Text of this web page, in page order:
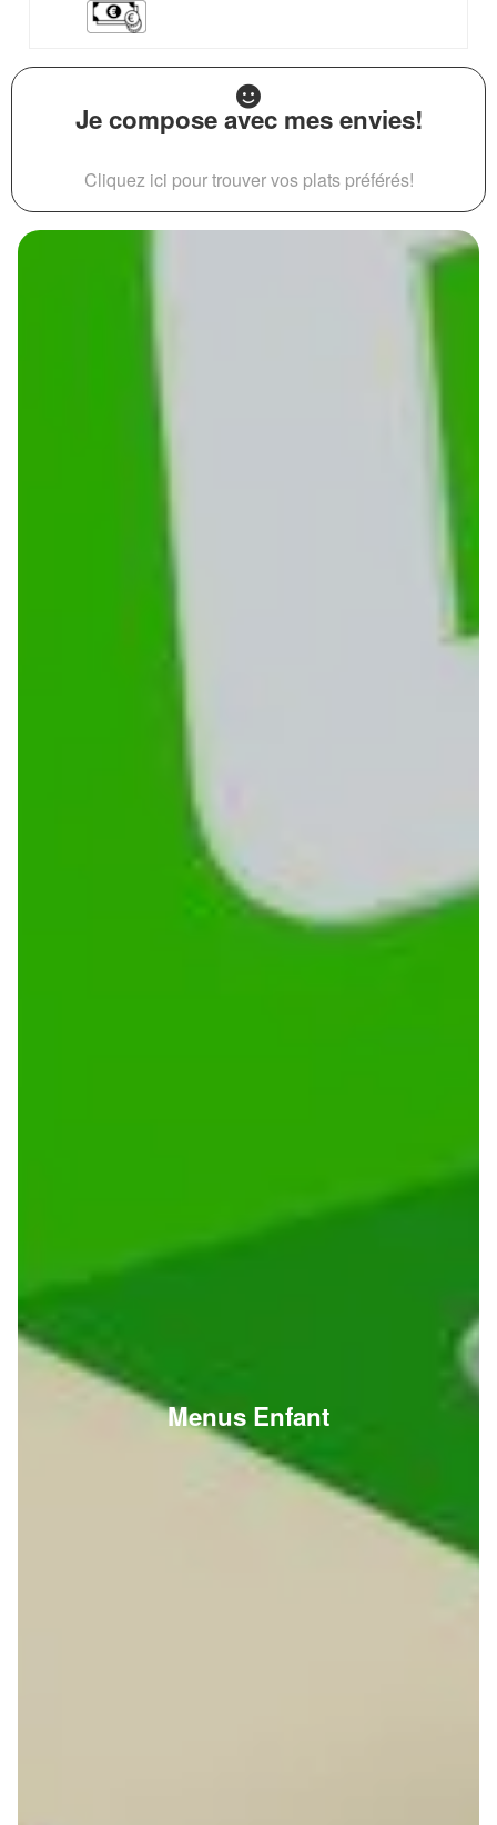
Je compose avec mes envies!
Cliquez ici pour trouver vos plats préférés!
Menus Enfant